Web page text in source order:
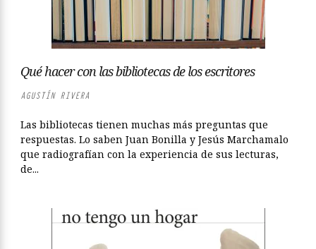
Qué hacer con las bibliotecas de los escritores
AGUSTÍN RIVERA
Las bibliotecas tienen muchas más preguntas que
respuestas. Lo saben Juan Bonilla y Jesús Marchamalo
que radiografían con la experiencia de sus lecturas,
de...